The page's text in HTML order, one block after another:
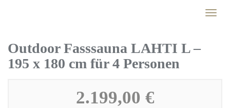
Toggle
Outdoor Fasssauna LAHTI L –
195 x 180 cm für 4 Personen
2.199,00 €